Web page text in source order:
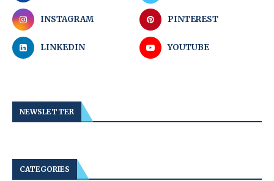
INSTAGRAM PINTEREST
LINKEDIN YOUTUBE
NEWSLETTER
CATEGORIES